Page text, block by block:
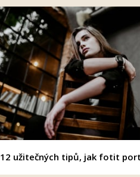
12 užitečných tipů, jak fotit